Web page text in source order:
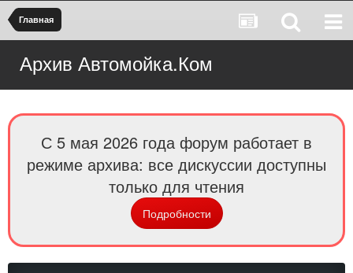
Главная
Архив Автомойка.Ком
С 5 мая 2026 года форум работает в
режиме архива: все дискуссии доступны
только для чтения
Подробности